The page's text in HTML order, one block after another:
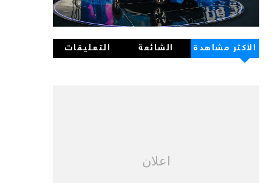
الأكثر مشاهدة الشائعة التعليقات
اعلان